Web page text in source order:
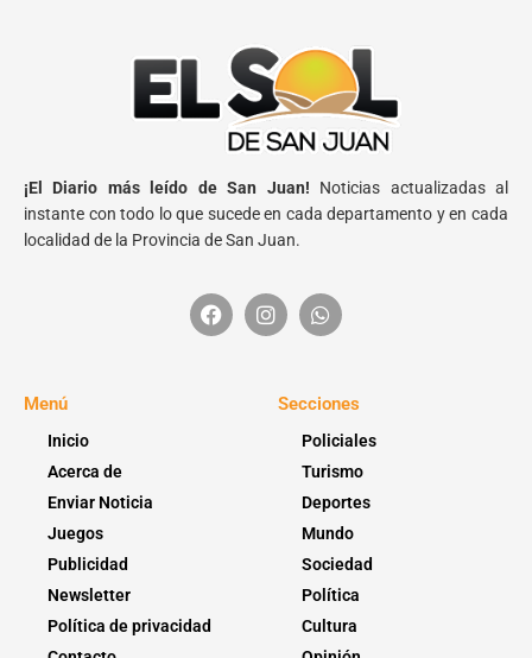
¡El Diario más leído de San Juan! Noticias actualizadas al
instante con todo lo que sucede en cada departamento y en cada
localidad de la Provincia de San Juan.
Menú
Inicio
Acerca de
Enviar Noticia
Juegos
Publicidad
Newsletter
Política de privacidad
Secciones
Policiales
Turismo
Deportes
Mundo
Sociedad
Política
Cultura